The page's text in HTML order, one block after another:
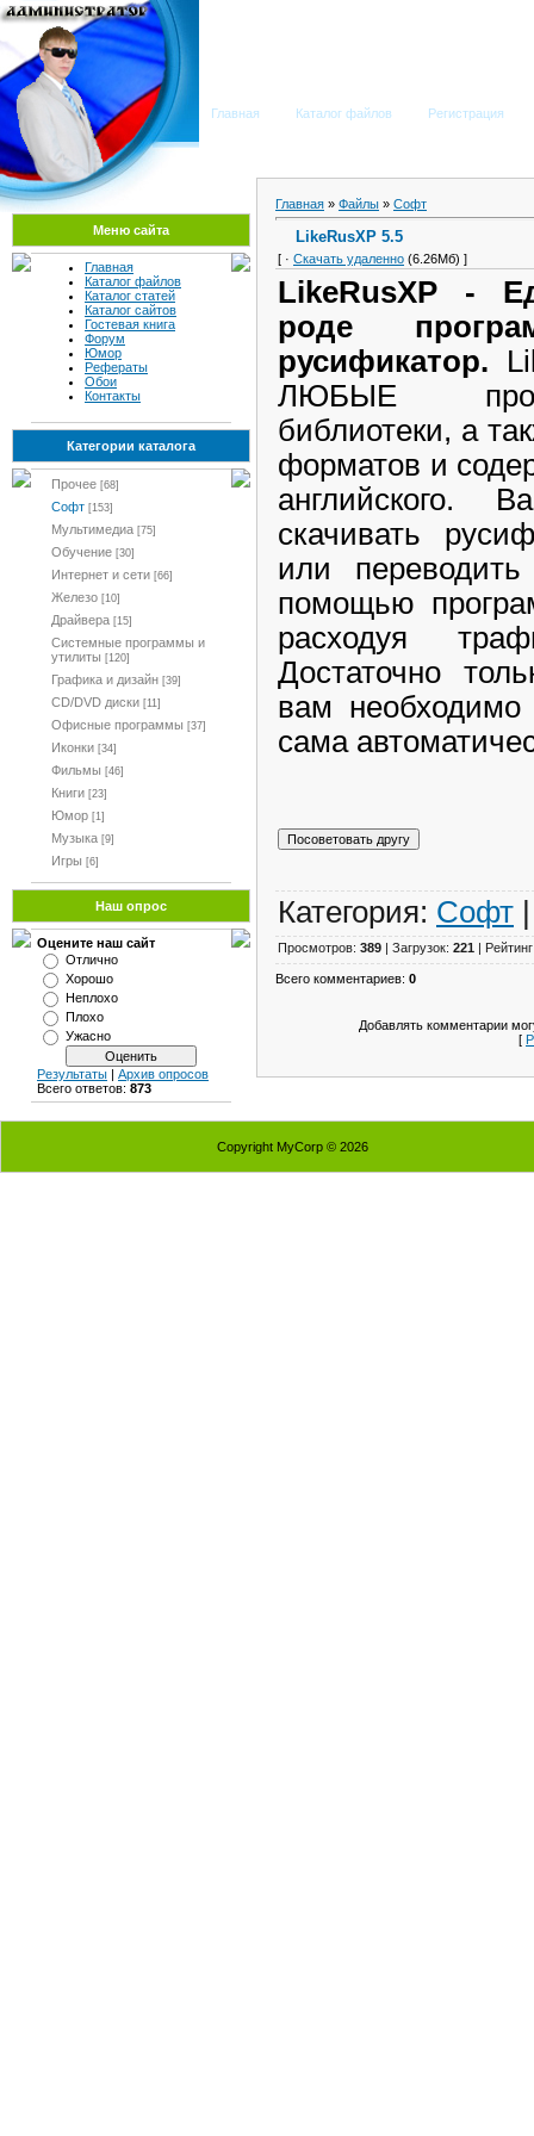
Главная Каталог файлов Регистрация
Меню сайта
Главная
Каталог файлов
Каталог статей
Каталог сайтов
Гостевая книга
Форум
Юмор
Рефераты
Обои
Контакты
Категории каталога
Прочее [68]
Софт [153]
Мультимедиа [75]
Обучение [30]
Интернет и сети [66]
Железо [10]
Драйвера [15]
Системные программы и
утилиты [120]
Графика и дизайн [39]
CD/DVD диски [11]
Офисные программы [37]
Иконки [34]
Фильмы [46]
Книги [23]
Юмор [1]
Музыка [9]
Игры [6]
Наш опрос
Оцените наш сайт
Отлично
Хорошо
Неплохо
Плохо
Ужасно
Результаты | Архив опросов
Всего ответов: 873
Главная » Файлы » Софт
LikeRusXP 5.5
[ · Скачать удаленно (6.26Мб) ]
LikeRusXP -
роде
русификатор.
ЛЮБЫЕ
библиотеки, а
форматов и
скачивать
или
помощью
расходуя
Достаточно
вам необходимо
сама
Категория: Софт
Просмотров: 389 | Загрузок: 221 |
Всего комментариев: 0
Добавлять комментарии
[
Copyright MyCorp © 2026